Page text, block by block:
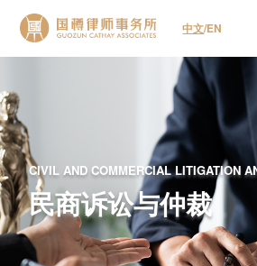
中文/EN
CIVIL AND COMMERCIAL LITIGATION
民商诉讼与仲裁